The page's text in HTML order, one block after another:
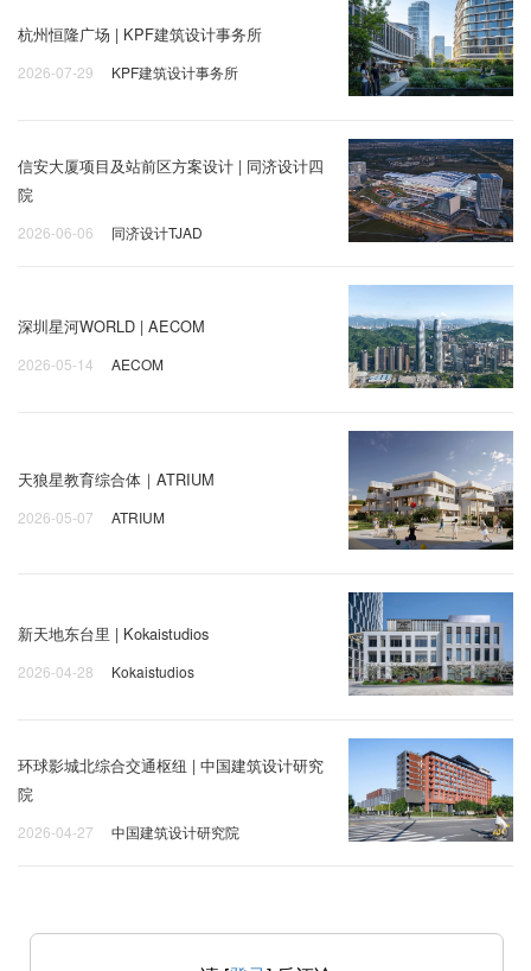
杭州恒隆广场 | KPF建筑设计事务所
2026-07-29 KPF建筑设计事务所
信安大厦项目及站前区方案设计 | 同济设计四
院
2026-06-06 同济设计TJAD
深圳星河WORLD | AECOM
2026-05-14 AECOM
天狼星教育综合体｜ATRIUM
2026-05-07 ATRIUM
新天地东台里 | Kokaistudios
2026-04-28 Kokaistudios
环球影城北综合交通枢纽 | 中国建筑设计研究
院
2026-04-27 中国建筑设计研究院